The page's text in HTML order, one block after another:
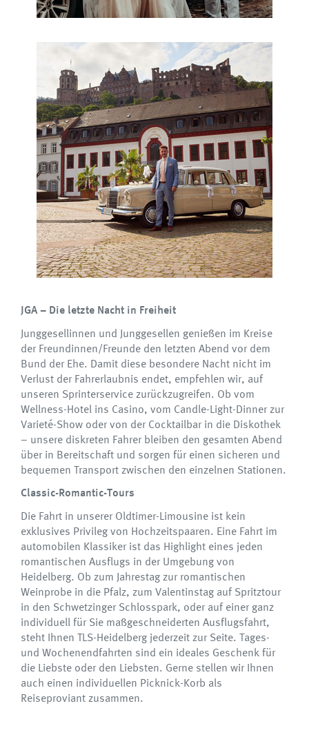
JGA – Die letzte Nacht in Freiheit
Junggesellinnen und Junggesellen genießen im Kreise
der Freundinnen/Freunde den letzten Abend vor dem
Bund der Ehe. Damit diese besondere Nacht nicht im
Verlust der Fahrerlaubnis endet, empfehlen wir, auf
unseren Sprinterservice zurückzugreifen. Ob vom
Wellness-Hotel ins Casino, vom Candle-Light-Dinner zur
Varieté-Show oder von der Cocktailbar in die Diskothek
– unsere diskreten Fahrer bleiben den gesamten Abend
über in Bereitschaft und sorgen für einen sicheren und
bequemen Transport zwischen den einzelnen Stationen.
Classic-Romantic-Tours
Die Fahrt in unserer Oldtimer-Limousine ist kein
exklusives Privileg von Hochzeitspaaren. Eine Fahrt im
automobilen Klassiker ist das Highlight eines jeden
romantischen Ausflugs in der Umgebung von
Heidelberg. Ob zum Jahrestag zur romantischen
Weinprobe in die Pfalz, zum Valentinstag auf Spritztour
in den Schwetzinger Schlosspark, oder auf einer ganz
individuell für Sie maßgeschneiderten Ausflugsfahrt,
steht Ihnen TLS-Heidelberg jederzeit zur Seite. Tages-
und Wochenendfahrten sind ein ideales Geschenk für
die Liebste oder den Liebsten. Gerne stellen wir Ihnen
auch einen individuellen Picknick-Korb als
Reiseproviant zusammen.